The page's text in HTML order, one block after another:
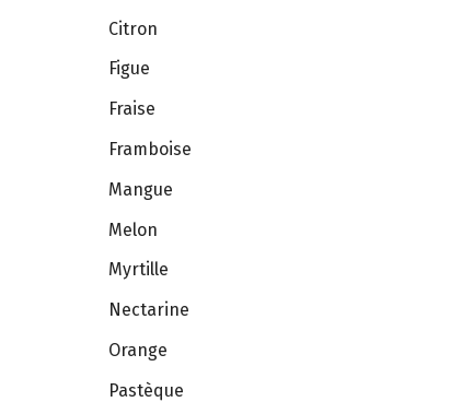
Citron
Figue
Fraise
Framboise
Mangue
Melon
Myrtille
Nectarine
Orange
Pastèque